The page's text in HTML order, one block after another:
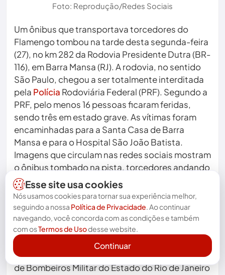
Foto: Reprodução/Redes Sociais
Um ônibus que transportava torcedores do
Flamengo tombou na tarde desta segunda-feira
(27), no km 282 da Rodovia Presidente Dutra (BR-
116), em Barra Mansa (RJ). A rodovia, no sentido
São Paulo, chegou a ser totalmente interditada
pela Polícia Rodoviária Federal (PRF). Segundo a
PRF, pelo menos 16 pessoas ficaram feridas,
sendo três em estado grave. As vítimas foram
encaminhadas para a Santa Casa de Barra
Mansa e para o Hospital São João Batista.
Imagens que circulam nas redes sociais mostram
o ônibus tombado na pista, torcedores andando
pela rodovia e um homem caído aguardando
socorro. A PRF informou que o veículo fazia parte
de um comboio de cinco ônibus que saíram do
Rio de Janeiro com torcedores a caminho de
Avellaneda (Argentina), onde o Flamengo
disputará a semifinal da Copa Libertadores. A
concessionária responsável e equipes do Corpo
de Bombeiros Militar do Estado do Rio de Janeiro
Esse site usa cookies
Nós usamos cookies para tornar sua experiência melhor,
seguindo a nossa Política de Privacidade. Ao continuar
navegando, você concorda com as condições e também
com osTermos de Usodesse website.
Continuar